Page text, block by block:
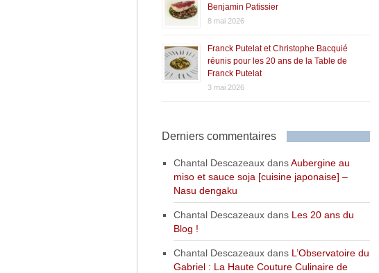
Benjamin Patissier
8 mai 2026
Franck Putelat et Christophe Bacquié
réunis pour les 20 ans de la Table de
Franck Putelat
3 mai 2026
Derniers commentaires
Chantal DescazeauxdansAubergine au
miso et sauce soja [cuisine japonaise] –
Nasu dengaku
Chantal Descazeauxdans Les 20 ans du
Blog !
Chantal Descazeauxdans L’Observatoire du
Gabriel : La Haute Couture Culinaire de